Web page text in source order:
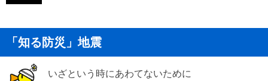
「知る防災」地震
いざという時にあわてないために